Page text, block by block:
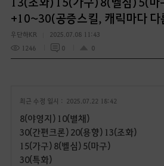
+10~30(공증스킬, 캐릭마다 다
우단하KR
2025.07.08 11:43
1246
0 0
최근 수정 일시 : 2025.07.22 18:42
8(야영지) 10(별채)
30(간편크론) 20(용향) 13(조화)
15(가구) 8(벨심) 5(마구)
30(특화)